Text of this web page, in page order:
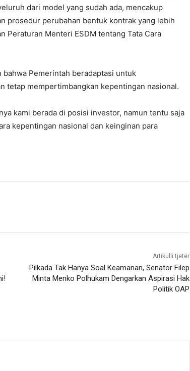
dari model yang sudah ada, mencakup
prosedur perubahan bentuk kontrak yang lebih
Peraturan Menteri ESDM tentang Tata Cara
bahwa Pemerintah beradaptasi untuk
tetap mempertimbangkan kepentingan nasional.
kami berada di posisi investor, namun tentu saja
kepentingan nasional dan keinginan para
Artikulli tjetër
Pilkada Tak Hanya Soal Keamanan, Senator Filep
Minta Menko Polhukam Dengarkan Aspirasi Hak
Politik OAP